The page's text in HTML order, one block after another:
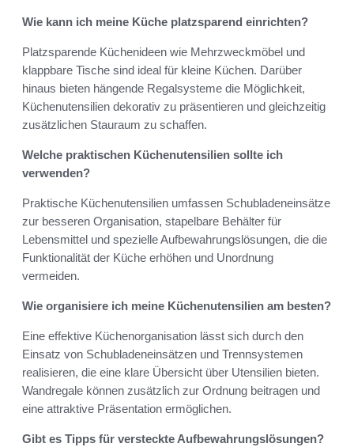
Wie kann ich meine Küche platzsparend einrichten?
Platzsparende Küchenideen wie Mehrzweckmöbel und
klappbare Tische sind ideal für kleine Küchen. Darüber
hinaus bieten hängende Regalsysteme die Möglichkeit,
Küchenutensilien dekorativ zu präsentieren und gleichzeitig
zusätzlichen Stauraum zu schaffen.
Welche praktischen Küchenutensilien sollte ich
verwenden?
Praktische Küchenutensilien umfassen Schubladeneinsätze
zur besseren Organisation, stapelbare Behälter für
Lebensmittel und spezielle Aufbewahrungslösungen, die die
Funktionalität der Küche erhöhen und Unordnung
vermeiden.
Wie organisiere ich meine Küchenutensilien am besten?
Eine effektive Küchenorganisation lässt sich durch den
Einsatz von Schubladeneinsätzen und Trennsystemen
realisieren, die eine klare Übersicht über Utensilien bieten.
Wandregale können zusätzlich zur Ordnung beitragen und
eine attraktive Präsentation ermöglichen.
Gibt es Tipps für versteckte Aufbewahrungslösungen?